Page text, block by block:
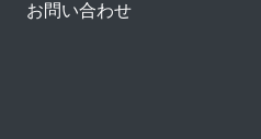
お問い合わせ